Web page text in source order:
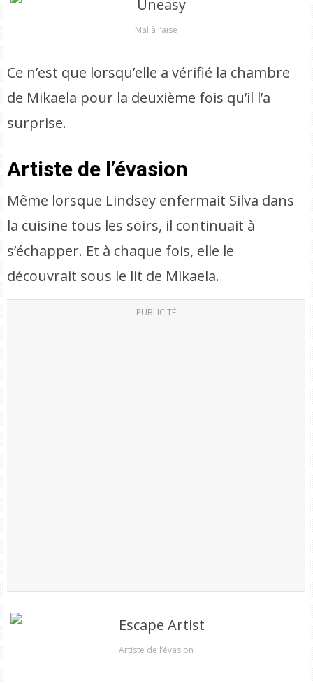
Mal à l’aise
Ce n’est que lorsqu’elle a vérifié la chambre
de Mikaela pour la deuxième fois qu’il l’a
surprise.
Artiste de l’évasion
Même lorsque Lindsey enfermait Silva dans
la cuisine tous les soirs, il continuait à
s’échapper. Et à chaque fois, elle le
découvrait sous le lit de Mikaela.
PUBLICITÉ
Artiste de l’évasion